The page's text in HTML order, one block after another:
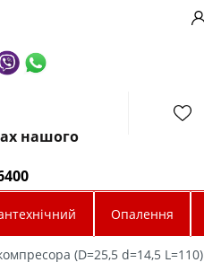
нашого
Опалення
(D=25,5 d=14,5 L=110)